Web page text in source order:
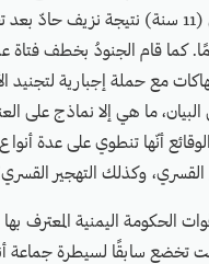
بين 11 و16 سنة، تُوفّيَت إحداهن (11
مع حملة إجبارية لتجنيد
البيان، ما هي إلا نماذج على
أنّها تنطوي على عدة
وكذلك التهجير
2018، أعلنت قوات الحكومة اليمنية
تخضع سابقًا لسيطرة جماعة